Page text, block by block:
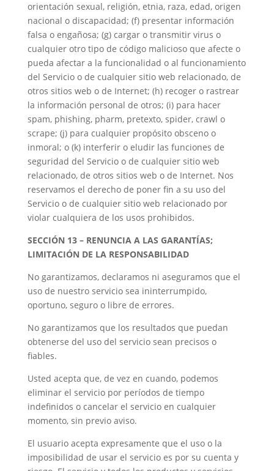
orientación sexual, religión, etnia, raza, edad, origen
nacional o discapacidad; (f) presentar información
falsa o engañosa; (g) cargar o transmitir virus o
cualquier otro tipo de código malicioso que afecte o
pueda afectar a la funcionalidad o al funcionamiento
del Servicio o de cualquier sitio web relacionado, de
otros sitios web o de Internet; (h) recoger o rastrear
la información personal de otros; (i) para hacer
spam, phishing, pharm, pretexto, spider, crawl o
scrape; (j) para cualquier propósito obsceno o
inmoral; o (k) interferir o eludir las funciones de
seguridad del Servicio o de cualquier sitio web
relacionado, de otros sitios web o de Internet. Nos
reservamos el derecho de poner fin a su uso del
Servicio o de cualquier sitio web relacionado por
violar cualquiera de los usos prohibidos.
SECCIÓN 13 – RENUNCIA A LAS GARANTÍAS;
LIMITACIÓN DE LA RESPONSABILIDAD
No garantizamos, declaramos ni aseguramos que el
uso de nuestro servicio sea ininterrumpido,
oportuno, seguro o libre de errores.
No garantizamos que los resultados que puedan
obtenerse del uso del servicio sean precisos o
fiables.
Usted acepta que, de vez en cuando, podemos
eliminar el servicio por períodos de tiempo
indefinidos o cancelar el servicio en cualquier
momento, sin previo aviso.
El usuario acepta expresamente que el uso o la
imposibilidad de usar el servicio es por su cuenta y